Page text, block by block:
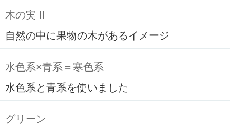
木の実 Ⅱ
自然の中に果物の木があるイメージ
水色系×青系＝寒色系
水色系と青系を使いました
グリーン